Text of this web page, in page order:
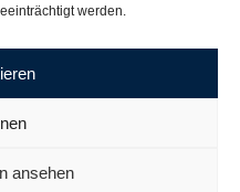
werden.
ansehen
Produktbestand